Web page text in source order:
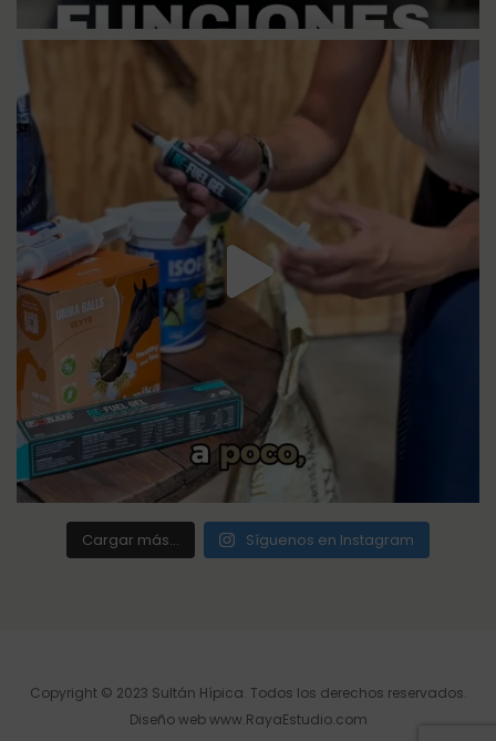
Cargar más... Síguenos en Instagram
Copyright © 2023 Sultán Hípica. Todos los derechos reservados.
Diseño webwww.RayaEstudio.com